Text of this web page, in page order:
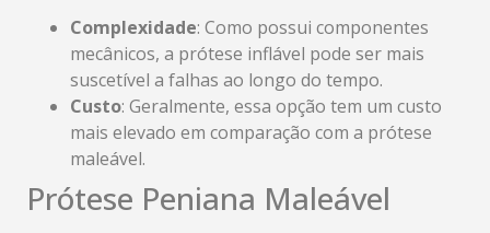
Complexidade: Como possui componentes
mecânicos, a prótese inflável pode ser mais
suscetível a falhas ao longo do tempo.
Custo: Geralmente, essa opção tem um custo
mais elevado em comparação com a prótese
maleável.
Prótese Peniana Maleável